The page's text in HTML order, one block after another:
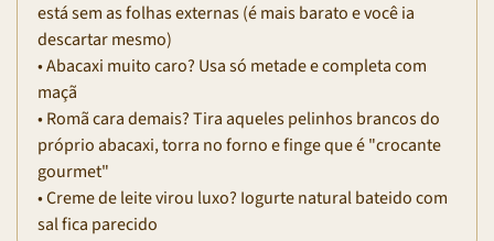
está sem as folhas externas (é mais barato e você ia
descartar mesmo)
• Abacaxi muito caro? Usa só metade e completa com
maçã
• Romã cara demais? Tira aqueles pelinhos brancos do
próprio abacaxi, torra no forno e finge que é "crocante
gourmet"
• Creme de leite virou luxo? Iogurte natural bateido com
sal fica parecido